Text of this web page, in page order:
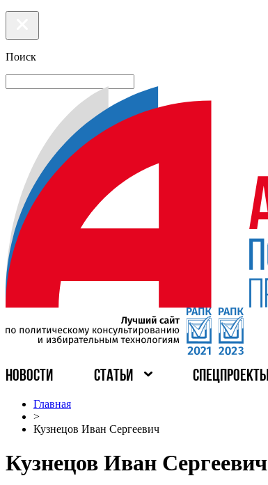
Поиск
НОВОСТИ СТАТЬИ СПЕЦПРОЕКТЫ
Главная
>
Кузнецов Иван Сергеевич
Кузнецов Иван Сергеевич